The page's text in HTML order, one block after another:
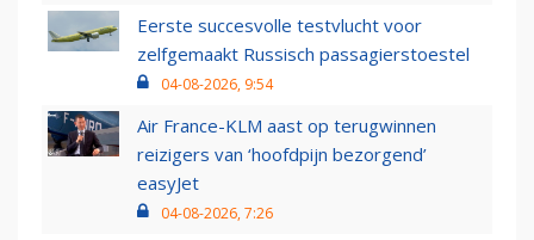
Eerste succesvolle testvlucht voor
zelfgemaakt Russisch passagierstoestel
04-08-2026, 9:54
Air France-KLM aast op terugwinnen
reizigers van ‘hoofdpijn bezorgend’
easyJet
04-08-2026, 7:26